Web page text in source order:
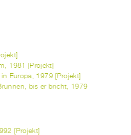
1981 [Projekt]
Europa, 1979 [Projekt]
bis er bricht, 1979
[Projekt]